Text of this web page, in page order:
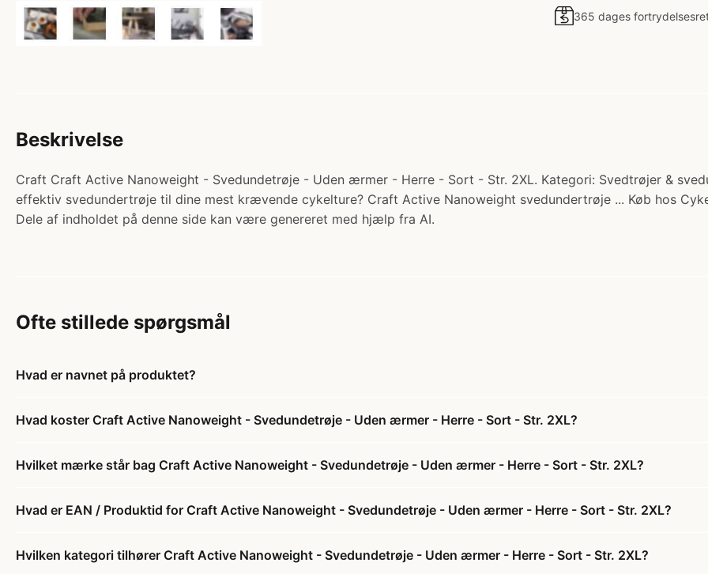
365 dages
Beskrivelse
Craft Craft Active Nanoweight - Svedundetrøje - Uden ærmer - Herre - Sort - Str. 2XL. Kategori: Svedtrøjer &
effektiv svedundertrøje til dine mest krævende cykelture? Craft Active Nanoweight svedundertrøje ... Køb hos
Dele af indholdet på denne side kan være genereret med hjælp fra AI.
Ofte stillede spørgsmål
Hvad er navnet på produktet?
Hvad koster Craft Active Nanoweight - Svedundetrøje - Uden ærmer - Herre - Sort - Str. 2XL?
Hvilket mærke står bag Craft Active Nanoweight - Svedundetrøje - Uden ærmer - Herre - Sort - Str. 2XL?
Hvad er EAN / Produktid for Craft Active Nanoweight - Svedundetrøje - Uden ærmer - Herre - Sort - Str. 2XL?
Hvilken kategori tilhører Craft Active Nanoweight - Svedundetrøje - Uden ærmer - Herre - Sort - Str. 2XL?